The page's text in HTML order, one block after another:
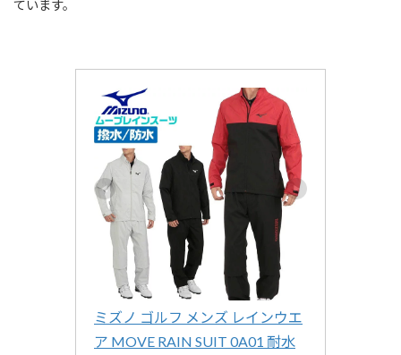
ています。
ミズノ ゴルフ メンズ レインウエ
ア MOVE RAIN SUIT 0A01 耐水